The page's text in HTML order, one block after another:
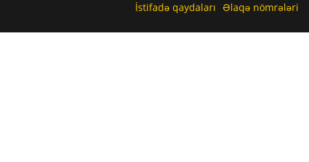
İstifadə qaydaları Əlaqə nömrələri